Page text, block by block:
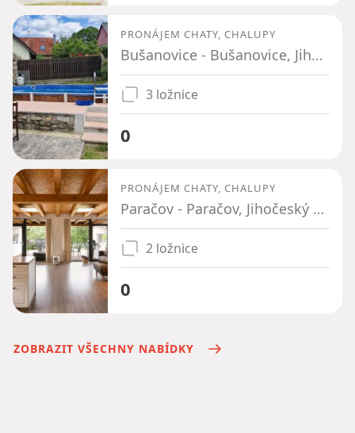
PRONÁJEM CHATY, CHALUPY
Bušanovice - Bušanovice, Jihočeský kraj
3 ložnice
0
PRONÁJEM CHATY, CHALUPY
Paračov - Paračov, Jihočeský kraj
2 ložnice
0
ZOBRAZIT VŠECHNY NABÍDKY